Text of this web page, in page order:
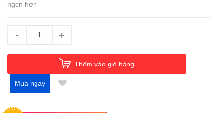
ngon hơn
- +
Thêm vào giỏ hàng
Mua ngay